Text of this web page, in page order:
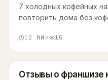
7 холодных кофейных
повторить дома без
пропорциями и
12 МИН 15
Отзывы о франшизе